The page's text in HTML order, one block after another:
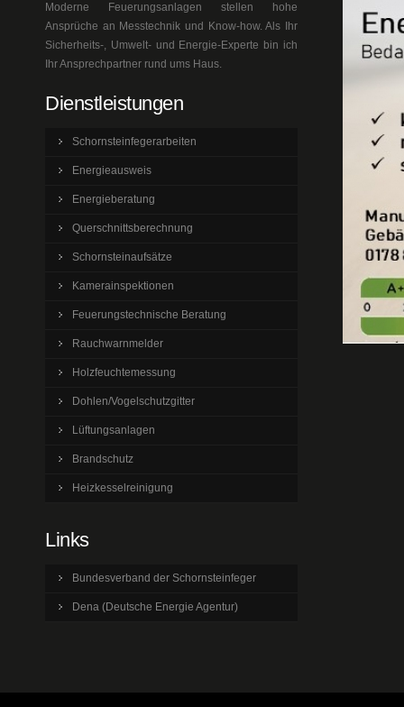
Moderne Feuerungsanlagen stellen hohe
Ansprüche an Messtechnik und Know-how. Als Ihr
Sicherheits-, Umwelt- und Energie-Experte bin ich
Ihr Ansprechpartner rund ums Haus.
Dienstleistungen
Schornsteinfegerarbeiten
Energieausweis
Energieberatung
Querschnittsberechnung
Schornsteinaufsätze
Kamerainspektionen
Feuerungstechnische Beratung
Rauchwarnmelder
Holzfeuchtemessung
Dohlen/Vogelschutzgitter
Lüftungsanlagen
Brandschutz
Heizkesselreinigung
Links
Bundesverband der Schornsteinfeger
Dena (Deutsche Energie Agentur)